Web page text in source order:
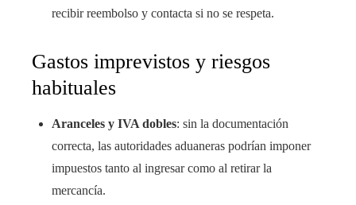
recibir reembolso y contacta si no se respeta.
Gastos imprevistos y riesgos
habituales
Aranceles y IVA dobles: sin la documentación
correcta, las autoridades aduaneras podrían imponer
impuestos tanto al ingresar como al retirar la
mercancía.